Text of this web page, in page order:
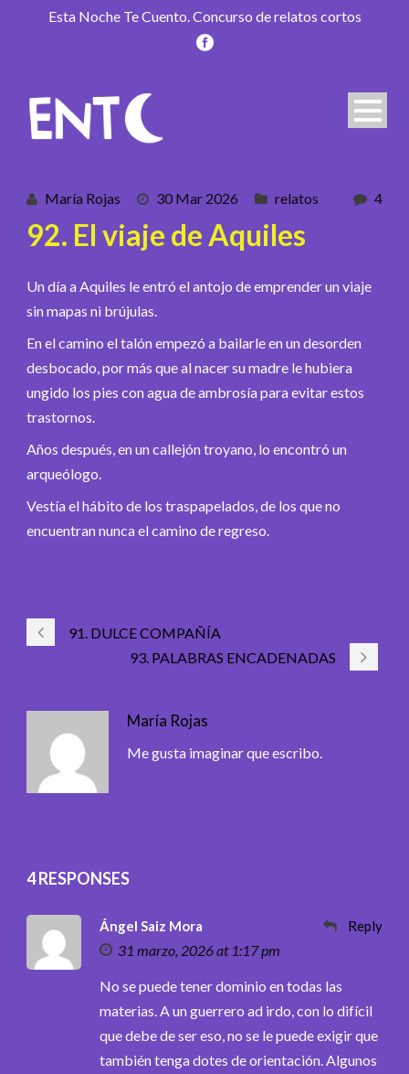
Esta Noche Te Cuento. Concurso de relatos cortos
María Rojas 30 Mar 2026 relatos 4
92. El viaje de Aquiles
Un día a Aquiles le entró el antojo de emprender un viaje
sin mapas ni brújulas.
En el camino el talón empezó a bailarle en un desorden
desbocado, por más que al nacer su madre le hubiera
ungido los pies con agua de ambrosía para evitar estos
trastornos.
Años después, en un callejón troyano, lo encontró un
arqueólogo.
Vestía el hábito de los traspapelados, de los que no
encuentran nunca el camino de regreso.
91. DULCE COMPAÑÍA
93. PALABRAS ENCADENADAS
María Rojas
Me gusta imaginar que escribo.
4 RESPONSES
Ángel Saiz Mora
31 marzo, 2026 at 1:17 pm
Reply
No se puede tener dominio en todas las
materias. A un guerrero ad irdo, con lo difícil
que debe de ser eso, no se le puede exigir que
también tenga dotes de orientación. Algunos